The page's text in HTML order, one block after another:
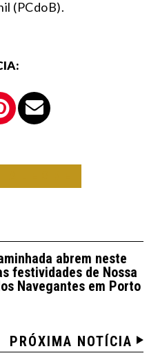
(PCdoB).
abrem neste
festividades de Nossa
Navegantes em Porto
PRÓXIMA NOTÍCIA